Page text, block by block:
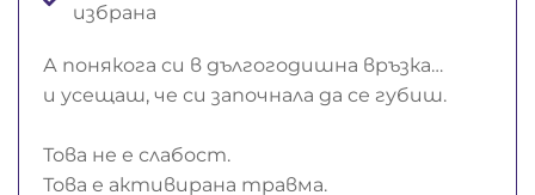
избрана
А понякога си в дългогодишна връзка…
и усещаш, че си започнала да се губиш.
Това не е слабост.
Това е активирана травма.